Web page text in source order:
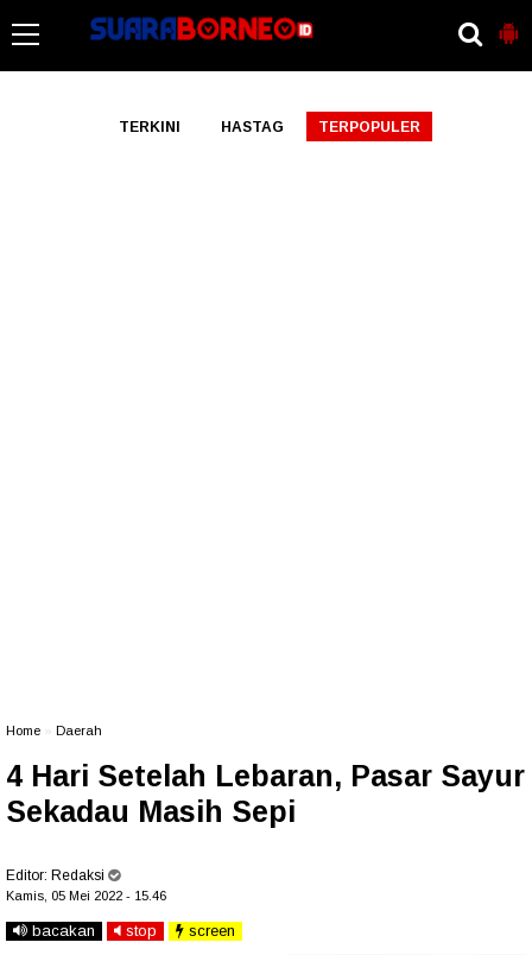
TERKINI HASTAG TERPOPULER
Home Daerah
4 Hari Setelah Lebaran, Pasar Sayur
Sekadau Masih Sepi
Editor: Redaksi
Kamis, 05 Mei 2022 - 15.46
bacakan stop screen